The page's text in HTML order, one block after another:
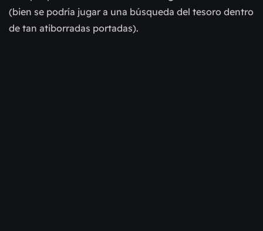
(bien se podría jugar a una búsqueda del tesoro dentro
de tan atiborradas portadas).